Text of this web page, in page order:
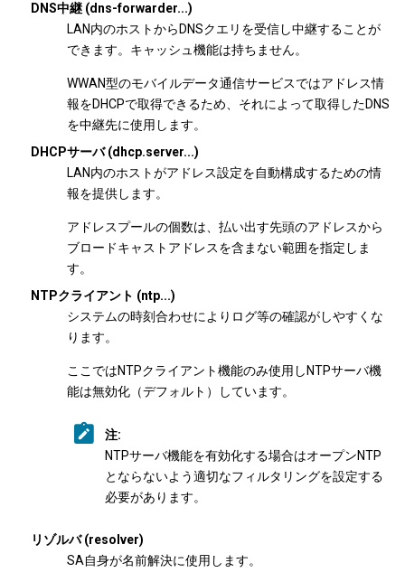
DNS中継 (dns-forwarder...)
LAN内のホストからDNSクエリを受信し中継することが
できます。キャッシュ機能は持ちません。
WWAN型のモバイルデータ通信サービスではアドレス情
報をDHCPで取得できるため、それによって取得したDNS
を中継先に使用します。
DHCPサーバ (dhcp.server...)
LAN内のホストがアドレス設定を自動構成するための情
報を提供します。
アドレスプールの個数は、払い出す先頭のアドレスから
ブロードキャストアドレスを含まない範囲を指定しま
す。
NTPクライアント (ntp...)
システムの時刻合わせによりログ等の確認がしやすくな
ります。
ここではNTPクライアント機能のみ使用しNTPサーバ機
能は無効化（デフォルト）しています。
注:
NTPサーバ機能を有効化する場合はオープンNTP
とならないよう適切なフィルタリングを設定する
必要があります。
リゾルバ (resolver)
SA自身が名前解決に使用します。